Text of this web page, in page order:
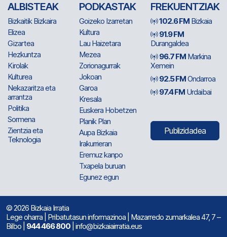
ALBISTEAK
Bizkaitik Bizkaira
Elizea
Gizartea
Hezkuntza
Kirolak
Kulturea
Nekazaritza eta
arrantza
Politika
Sormena
Zientzia eta
Teknologia
PODKASTAK
Goizeko Izarretan
Kultura
Lau Haizetara
Mezea
Zorionagurrak
Jokoan
Garoa
Kresala
Euskera Hobetzen
Planik Plan
Aupa Bizkaia
Irakurrieran
Eremuz kanpo
Txapela buruan
Egunez egun
FREKUENTZIAK
102.6 FM Bizkaia
91.9 FM
Durangaldea
96.7 FM Markina
Xemein
92.5 FMOndarroa
97.4 FM Urdaibai
Publizidadea
© 2026 Bizkaia Irratia
Lege oharra Pribatutasun informazinoa | Mazarredo zumarkalea 47, 7 –
Bilbo | 944 466 800 | info@bizkaiairratia.eus